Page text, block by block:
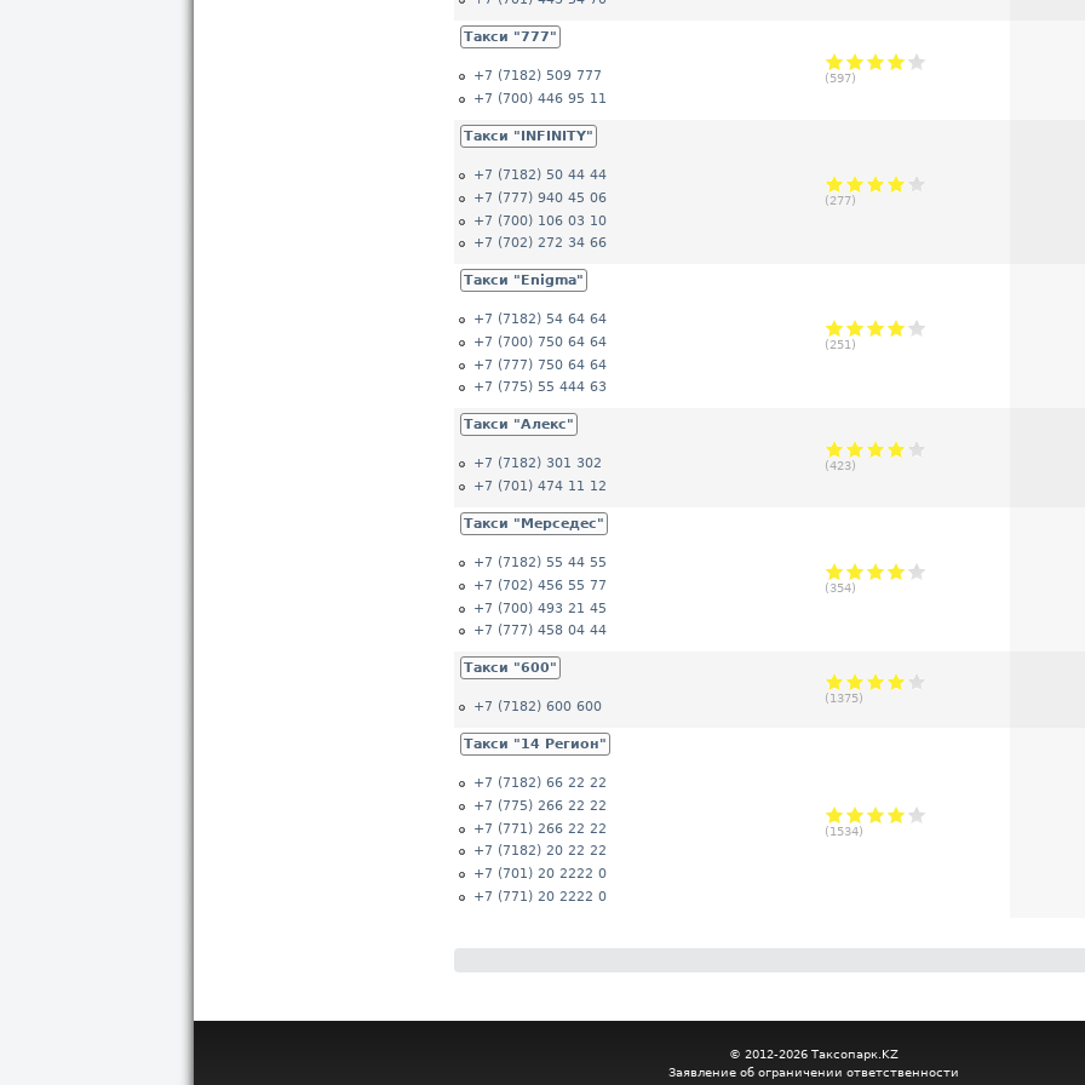
Такси "777"
+7 (7182) 509 777
+7 (700) 446 95 11
(597)
Такси "INFINITY"
+7 (7182) 50 44 44
+7 (777) 940 45 06
+7 (700) 106 03 10
+7 (702) 272 34 66
(277)
Такси "Enigma"
+7 (7182) 54 64 64
+7 (700) 750 64 64
+7 (777) 750 64 64
+7 (775) 55 444 63
(251 )
Такси "Алекс"
+7 (7182) 301 302
+7 (701) 474 11 12
(423)
Такси "Мерседес"
+7 (7182) 55 44 55
+7 (702) 456 55 77
+7 (700) 493 21 45
+7 (777) 458 04 44
(354)
Такси "600"
+7 (7182) 600 600
(1375)
Такси "14 Регион"
+7 (7182) 66 22 22
+7 (775) 266 22 22
+7 (771) 266 22 22
+7 (7182) 20 22 22
+7 (701) 20 2222 0
+7 (771) 20 2222 0
(1534)
© 2012-2026 Таксопарк.KZ
Заявление об ограничении ответственности